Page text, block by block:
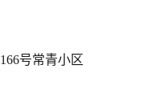
号常青小区